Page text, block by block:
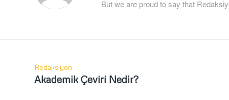
But we are proud to say that
Redaksiyon
Akademik Çeviri Nedir?